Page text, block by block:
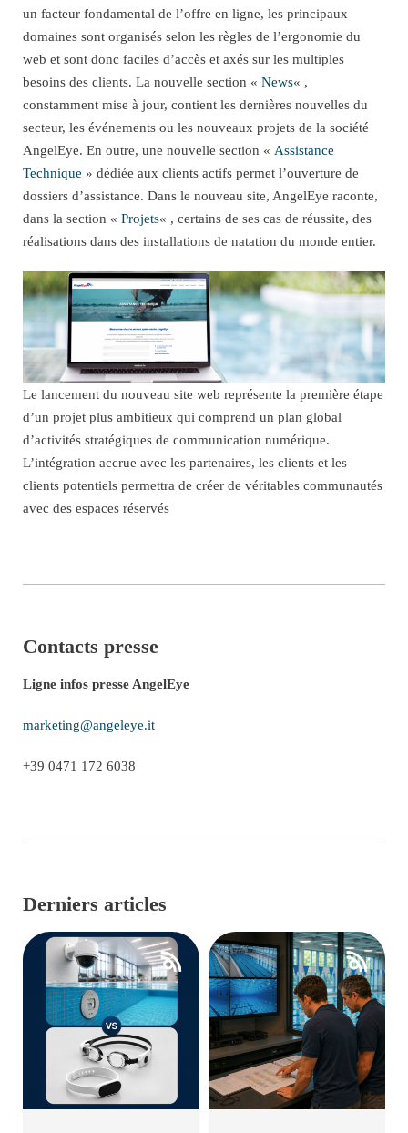
un facteur fondamental de l’offre en ligne, les principaux
domaines sont organisés selon les règles de l’ergonomie du
web et sont donc faciles d’accès et axés sur les multiples
besoins des clients. La nouvelle section « News« ,
constamment mise à jour, contient les dernières nouvelles du
secteur, les événements ou les nouveaux projets de la société
AngelEye. En outre, une nouvelle section « Assistance
Technique » dédiée aux clients actifs permet l’ouverture de
dossiers d’assistance. Dans le nouveau site, AngelEye raconte,
dans la section « Projets« , certains de ses cas de réussite, des
réalisations dans des installations de natation du monde entier.
Le lancement du nouveau site web représente la première étape
d’un projet plus ambitieux qui comprend un plan global
d’activités stratégiques de communication numérique.
L’intégration accrue avec les partenaires, les clients et les
clients potentiels permettra de créer de véritables communautés
avec des espaces réservés
Contacts presse
Ligne infos presse AngelEye
marketing@angeleye.it
+39 0471 172 6038
Derniers articles